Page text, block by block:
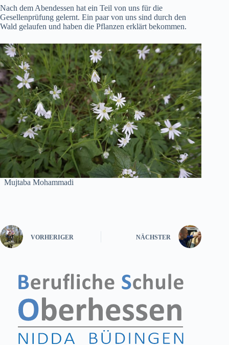
Nach dem Abendessen hat ein Teil von uns für die
Gesellenprüfung gelernt. Ein paar von uns sind durch den
Wald gelaufen und haben die Pflanzen erklärt bekommen.
Mujtaba Mohammadi
VORHERIGER NÄCHSTER